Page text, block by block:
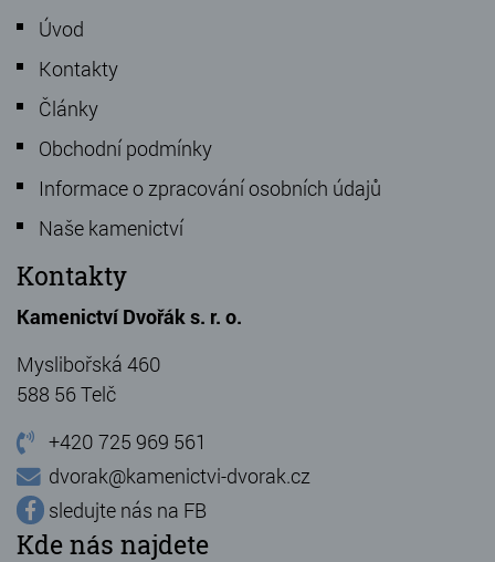
Úvod
Kontakty
Články
Obchodní podmínky
Informace o zpracování osobních údajů
Naše kamenictví
Kontakty
Kamenictví Dvořák s. r. o.
Myslibořská 460
588 56 Telč
+420 725 969 561
dvorak@kamenictvi-dvorak.cz
sledujte nás na FB
Kde nás najdete